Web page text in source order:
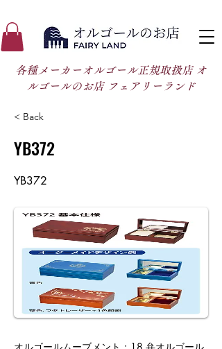
各種メーカーオルゴール正規取扱店 オ
ルゴールのお店 フェアリーランド
< Back
YB372
YB372